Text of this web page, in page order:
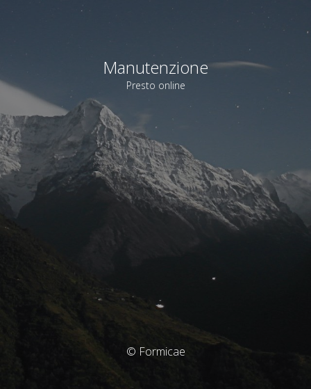
Manutenzione
Presto online
© Formicae